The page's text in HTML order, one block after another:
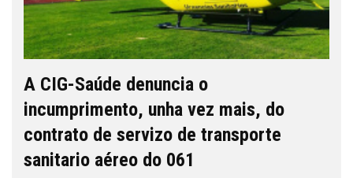
A CIG-Saúde denuncia o
incumprimento, unha vez mais, do
contrato de servizo de transporte
sanitario aéreo do 061